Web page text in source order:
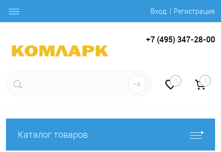
Вход Регистрация
+7 (495) 347-28-00
0 0
Каталог товаров